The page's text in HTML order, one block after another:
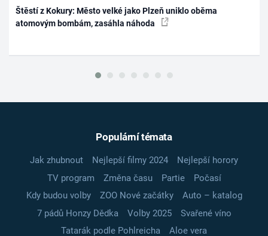
Štěstí z Kokury: Město velké jako Plzeň uniklo oběma
atomovým bombám, zasáhla náhoda
Populární témata
Jak zhubnout Nejlepší filmy 2024
Nejlepší horory
TV program
Změna času Partie
Počasí
Kdy budou volby
ZOO Nové začátky
Auto – katalog
7 pádů Honzy Dědka
Volby 2025
Svařené víno
Tatarák podle Pohlreicha
Aloe vera